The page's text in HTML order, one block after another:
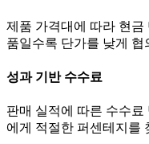
제품 가격대에 따라 현금
품일수록 단가를 낮게 협
성과 기반 수수료
판매 실적에 따른 수수
에게 적절한 퍼센테지를